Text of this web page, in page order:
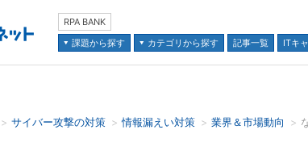
RPA BANK
課題から探す
カテゴリから探す 記事一覧 ITキ
さいサイバー攻撃の対策 情報漏えい対策 業界＆市場動向